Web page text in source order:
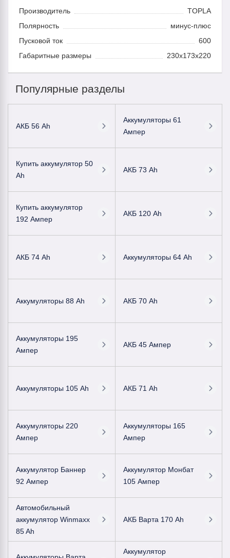
Производитель
TOPLA
Полярность
минус-плюс
Пусковой ток
600
Габаритные размеры
230x173x220
Популярные разделы
АКБ 56 Ah
Аккумуляторы 61
Ампер
Купить аккумулятор 50
Ah
АКБ 73 Ah
Купить аккумулятор
192 Ампер
АКБ 120 Ah
АКБ 74 Ah Аккумуляторы 64 Ah
Аккумуляторы 88 Ah АКБ 70 Ah
Аккумуляторы 195
Ампер
АКБ 45 Ампер
Аккумуляторы 105 Ah АКБ 71 Ah
Аккумуляторы 220
Ампер
Аккумуляторы 165
Ампер
Аккумулятор Баннер
92 Ампер
Аккумулятор Монбат
105 Ампер
Автомобильный
аккумулятор Winmaxx
85 Ah
АКБ Варта 170 Ah
Аккумулятор